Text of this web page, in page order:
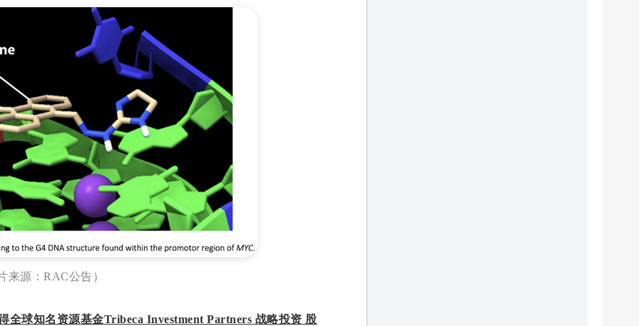
来源：RAC公告）
球知名资源基金Tribeca Investment Partners 战略投资 股